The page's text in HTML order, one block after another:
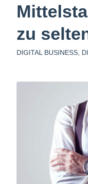
zu
DIGITAL BUSINESS,